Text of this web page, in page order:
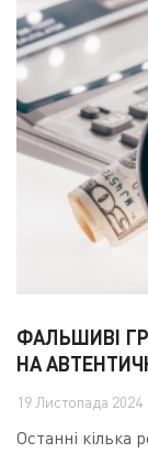
ФАЛЬШИВІ
НА
19 Листопада 2024
Останні кілька